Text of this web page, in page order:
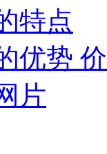
特点
优势
片